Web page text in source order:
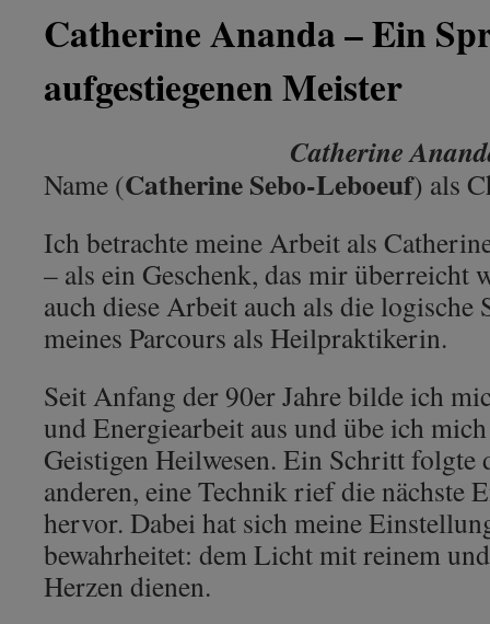
Catherine Ananda – Ein
aufgestiegenen Meister
Catherine
Name (Catherine Sebo-Leboeuf) als
Ich betrachte meine Arbeit als
– als ein Geschenk, das mir überreicht
auch diese Arbeit auch als die logische
meines Parcours als Heilpraktikerin.
Seit Anfang der 90er Jahre bilde ich
und Energiearbeit aus und übe ich
Geistigen Heilwesen. Ein Schritt folgte
anderen, eine Technik rief die nächste
hervor. Dabei hat sich meine
bewahrheitet: dem Licht mit reinem
Herzen dienen.